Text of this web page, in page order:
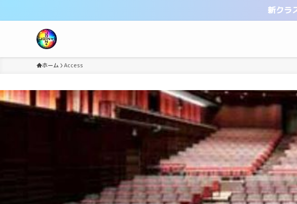
新クラ
ホーム Access